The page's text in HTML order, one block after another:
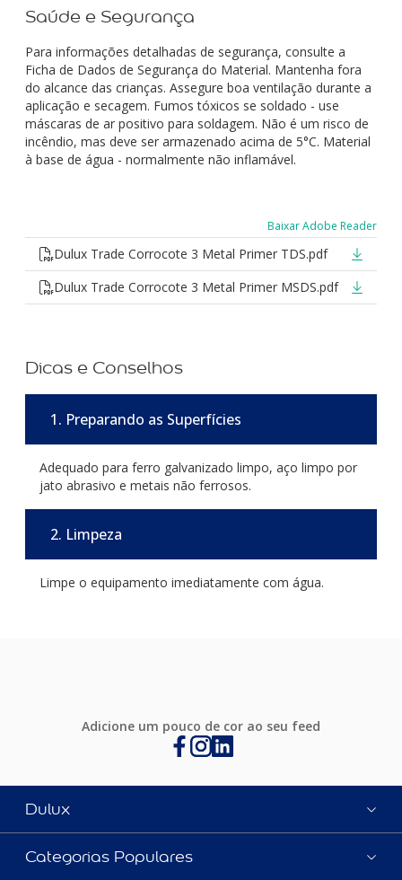
Saúde e Segurança
Para informações detalhadas de segurança, consulte a
Ficha de Dados de Segurança do Material. Mantenha fora
do alcance das crianças. Assegure boa ventilação durante a
aplicação e secagem. Fumos tóxicos se soldado - use
máscaras de ar positivo para soldagem. Não é um risco de
incêndio, mas deve ser armazenado acima de 5°C. Material
à base de água - normalmente não inflamável.
Baixar Adobe Reader
Dulux Trade Corrocote 3 Metal Primer TDS.pdf
Dulux Trade Corrocote 3 Metal Primer MSDS.pdf
Dicas e Conselhos
1. Preparando as Superfícies
Adequado para ferro galvanizado limpo, aço limpo por
jato abrasivo e metais não ferrosos.
2. Limpeza
Limpe o equipamento imediatamente com água.
Adicione um pouco de cor ao seu feed
Dulux
Categorias Populares